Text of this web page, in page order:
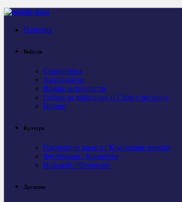
Почетна
Вијести
Саопштења
Активности
Важне активности
Одбор за дијаспору и Србе у региону
Најаве
Култура
Промоције књига / Књижевне вечери
Фестивали / Концерти
Изложбе / Филмови
Друштво